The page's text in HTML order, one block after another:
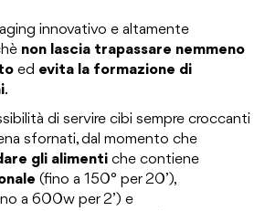
innovativo e altamente
non lascia trapassare nemmeno
ed evita la formazione di
.
di servire cibi sempre croccanti
sfornati, dal momento che
gli alimenti che contiene
(fino a 150° per 20’),
a 600w per 2’) e